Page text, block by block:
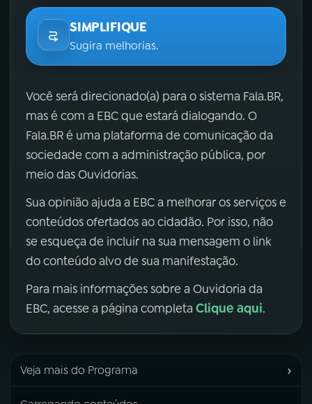
SIMPLIFIQUE
Sugira melhorias.
Você será direcionado(a) para o sistema Fala.BR,
mas é com a EBC que estará dialogando. O
Fala.BR é uma plataforma de comunicação da
sociedade com a administração pública, por
meio das Ouvidorias.
Sua opinião ajuda a EBC a melhorar os serviços e
conteúdos ofertados ao cidadão. Por isso, não
se esqueça de incluir na sua mensagem o link
do conteúdo alvo de sua manifestação.
Para mais informações sobre a Ouvidoria da
EBC, acesse a página completa Clique aqui.
Veja mais do Programa ›